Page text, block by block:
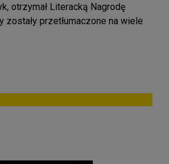
otrzymał Literacką Nagrodę
zostały przetłumaczone na wiele